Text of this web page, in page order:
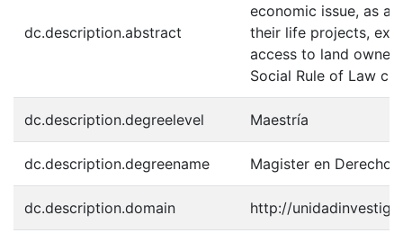
dc.description.abstract
economic issue, as
their life projects,
access to land
Social Rule of Law
dc.description.degreelevel Maestría
dc.description.degreename Magister en Derecho
dc.description.domain http://